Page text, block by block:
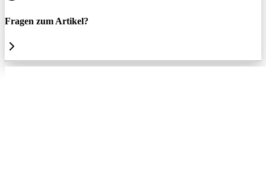
Fragen zum Artikel?